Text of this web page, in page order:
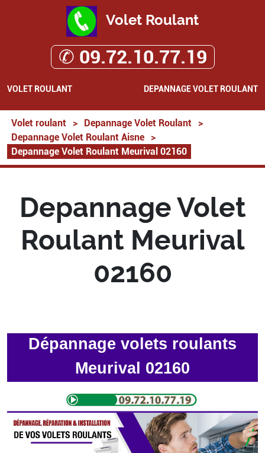
Volet Roulant
✆ 09.72.10.77.19
VOLET ROULANT DEPANNAGE VOLET ROULANT
Volet roulant > Depannage Volet Roulant
>
Depannage Volet Roulant Aisne
>
Depannage Volet Roulant Meurival 02160
Depannage Volet
Roulant Meurival
02160
Dépannage volets roulants
Meurival 02160